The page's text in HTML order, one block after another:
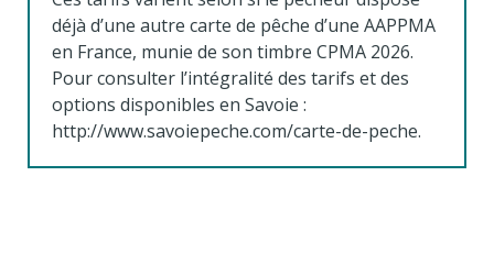
déjà d’une autre carte de pêche d’une AAPPMA
en France, munie de son timbre CPMA 2026.
Pour consulter l’intégralité des tarifs et des
options disponibles en Savoie :
http://www.savoiepeche.com/carte-de-peche.